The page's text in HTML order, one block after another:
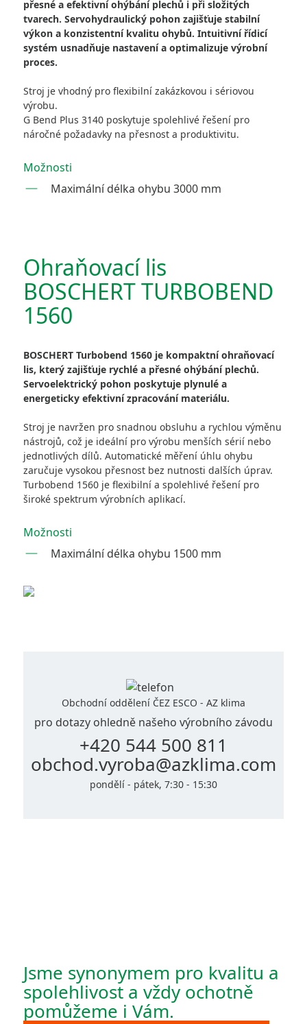
přesné a efektivní ohýbání plechů i při složitých
tvarech. Servohydraulický pohon zajišťuje stabilní
výkon a konzistentní kvalitu ohybů. Intuitivní řídicí
systém usnadňuje nastavení a optimalizuje výrobní
proces.
Stroj je vhodný pro flexibilní zakázkovou i sériovou
výrobu.
G Bend Plus 3140 poskytuje spolehlivé řešení pro
náročné požadavky na přesnost a produktivitu.
Možnosti
Maximální délka ohybu 3000 mm
Ohraňovací lis
BOSCHERT TURBOBEND
1560
BOSCHERT Turbobend 1560 je kompaktní ohraňovací
lis, který zajišťuje rychlé a přesné ohýbání plechů.
Servoelektrický pohon poskytuje plynulé a
energeticky efektivní zpracování materiálu.
Stroj je navržen pro snadnou obsluhu a rychlou výměnu
nástrojů, což je ideální pro výrobu menších sérií nebo
jednotlivých dílů. Automatické měření úhlu ohybu
zaručuje vysokou přesnost bez nutnosti dalších úprav.
Turbobend 1560 je flexibilní a spolehlivé řešení pro
široké spektrum výrobních aplikací.
Možnosti
Maximální délka ohybu 1500 mm
Obchodní oddělení ČEZ ESCO - AZ klima
pro dotazy ohledně našeho výrobního závodu
+420 544 500 811
obchod.vyroba@azklima.com
pondělí - pátek, 7:30 - 15:30
Jsme synonymem pro kvalitu a
spolehlivost a vždy ochotně
pomůžeme i Vám.